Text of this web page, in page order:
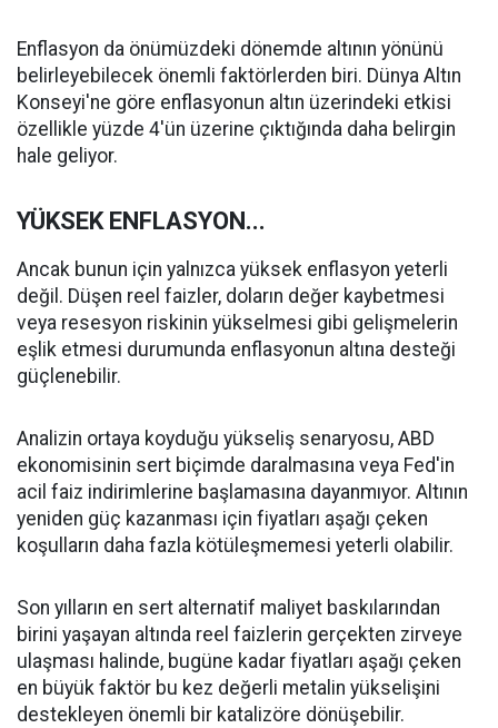
Enflasyon da önümüzdeki dönemde altının yönünü
belirleyebilecek önemli faktörlerden biri. Dünya Altın
Konseyi'ne göre enflasyonun altın üzerindeki etkisi
özellikle yüzde 4'ün üzerine çıktığında daha belirgin
hale geliyor.
YÜKSEK ENFLASYON...
Ancak bunun için yalnızca yüksek enflasyon yeterli
değil. Düşen reel faizler, doların değer kaybetmesi
veya resesyon riskinin yükselmesi gibi gelişmelerin
eşlik etmesi durumunda enflasyonun altına desteği
güçlenebilir.
Analizin ortaya koyduğu yükseliş senaryosu, ABD
ekonomisinin sert biçimde daralmasına veya Fed'in
acil faiz indirimlerine başlamasına dayanmıyor. Altının
yeniden güç kazanması için fiyatları aşağı çeken
koşulların daha fazla kötüleşmemesi yeterli olabilir.
Son yılların en sert alternatif maliyet baskılarından
birini yaşayan altında reel faizlerin gerçekten zirveye
ulaşması halinde, bugüne kadar fiyatları aşağı çeken
en büyük faktör bu kez değerli metalin yükselişini
destekleyen önemli bir katalizöre dönüşebilir.